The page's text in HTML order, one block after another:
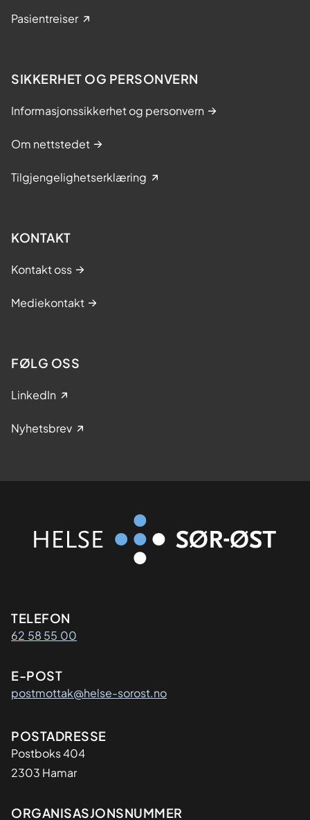
Pasientreiser
SIKKERHET OG PERSONVERN
Informasjonssikkerhet og personvern
Om nettstedet
Tilgjengelighetserklæring
KONTAKT
Kontakt oss
Mediekontakt
FØLG OSS
LinkedIn
Nyhetsbrev
Kontaktinformasjon
TELEFON
62 58 55 00
E-POST
postmottak@helse-sorost.no
Adresse
POSTADRESSE
Postboks 404
2303 Hamar
ORGANISASJONSNUMMER